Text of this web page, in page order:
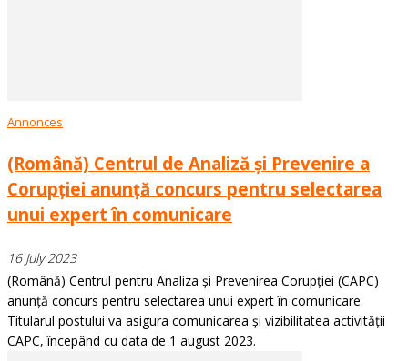
Annonces
(Română) Centrul de Analiză și Prevenire a
Corupției anunță concurs pentru selectarea
unui expert în comunicare
16 July 2023
(Română) Centrul pentru Analiza și Prevenirea Corupției (CAPC)
anunță concurs pentru selectarea unui expert în comunicare.
Titularul postului va asigura comunicarea și vizibilitatea activității
CAPC, începând cu data de 1 august 2023.